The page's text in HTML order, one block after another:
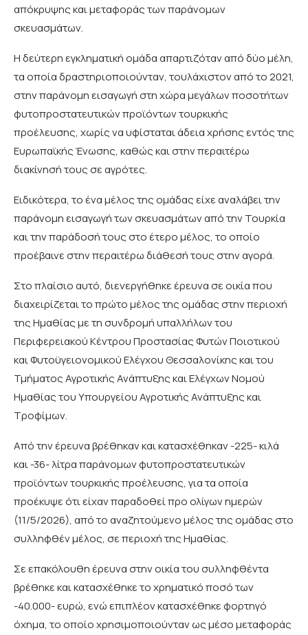
απόκρυψης και μεταφοράς των παράνομων
σκευασμάτων.
Η δεύτερη εγκληματική ομάδα απαρτιζόταν από δύο μέλη,
τα οποία δραστηριοποιούνταν, τουλάχιστον από το 2021,
στην παράνομη εισαγωγή στη χώρα μεγάλων ποσοτήτων
φυτοπροστατευτικών προϊόντων τουρκικής
προέλευσης, χωρίς να υφίσταται άδεια χρήσης εντός της
Ευρωπαϊκής Ένωσης, καθώς και στην περαιτέρω
διακίνησή τους σε αγρότες.
Ειδικότερα, το ένα μέλος της ομάδας είχε αναλάβει την
παράνομη εισαγωγή των σκευασμάτων από την Τουρκία
και την παράδοσή τους στο έτερο μέλος, το οποίο
προέβαινε στην περαιτέρω διάθεσή τους στην αγορά.
Στο πλαίσιο αυτό, διενεργήθηκε έρευνα σε οικία που
διαχειρίζεται το πρώτο μέλος της ομάδας στην περιοχή
της Ημαθίας με τη συνδρομή υπαλλήλων του
Περιφερειακού Κέντρου Προστασίας Φυτών Ποιοτικού
και Φυτοϋγειονομικού Ελέγχου Θεσσαλονίκης και του
Τμήματος Αγροτικής Ανάπτυξης και Ελέγχων Νομού
Ημαθίας του Υπουργείου Αγροτικής Ανάπτυξης και
Τροφίμων.
Από την έρευνα βρέθηκαν και κατασχέθηκαν -225- κιλά
και -36- λίτρα παράνομων φυτοπροστατευτικών
προϊόντων τουρκικής προέλευσης, για τα οποία
προέκυψε ότι είχαν παραδοθεί προ ολίγων ημερών
(11/5/2026), από το αναζητούμενο μέλος της ομάδας στο
συλληφθέν μέλος, σε περιοχή της Ημαθίας.
Σε επακόλουθη έρευνα στην οικία του συλληφθέντα
βρέθηκε και κατασχέθηκε το χρηματικό ποσό των
-40.000- ευρώ, ενώ επιπλέον κατασχέθηκε φορτηγό
όχημα, το οποίο χρησιμοποιούνταν ως μέσο μεταφοράς